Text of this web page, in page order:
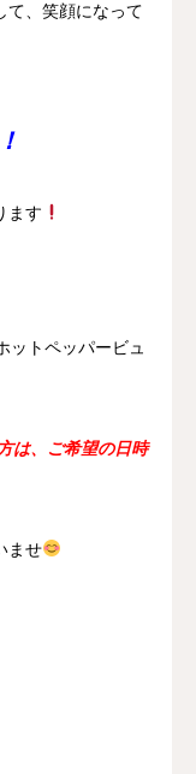
て、笑顔になって
ます
ットペッパービュ
は、ご希望の日時
ませ